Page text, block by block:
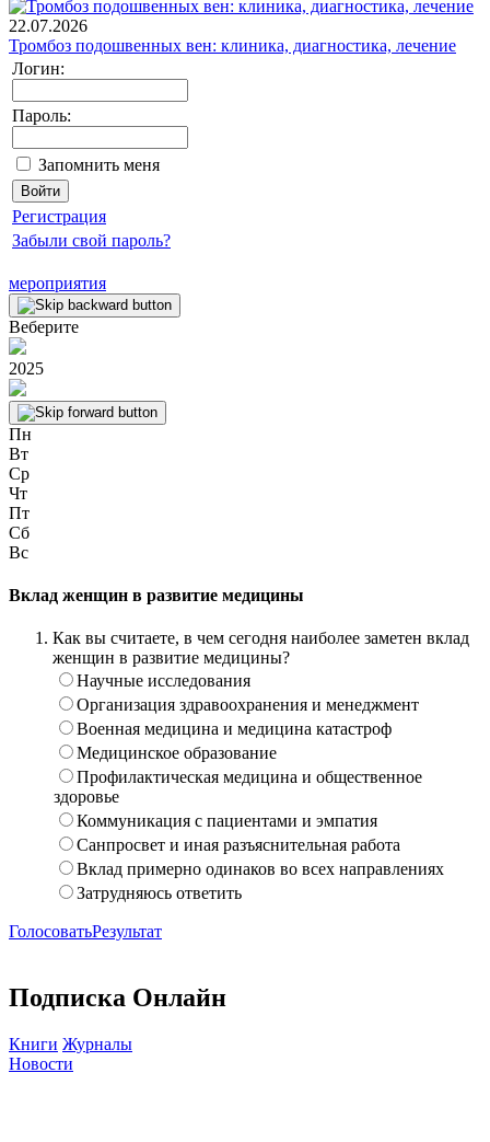
22.07.2026
Тромбоз подошвенных вен: клиника, диагностика, лечение
Логин:
Пароль:
Запомнить меня
Регистрация
Забыли свой пароль?
мероприятия
Веберите
2025
Пн
Вт
Ср
Чт
Пт
Сб
Вс
Вклад женщин в развитие медицины
Как вы считаете, в чем сегодня наиболее заметен вклад
женщин в развитие медицины?
Научные исследования
Организация здравоохранения и менеджмент
Военная медицина и медицина катастроф
Медицинское образование
Профилактическая медицина и общественное
здоровье
Коммуникация с пациентами и эмпатия
Санпросвет и иная разъяснительная работа
Вклад примерно одинаков во всех направлениях
Затрудняюсь ответить
ГолосоватьРезультат
Подписка Онлайн
Книги Журналы
Новости